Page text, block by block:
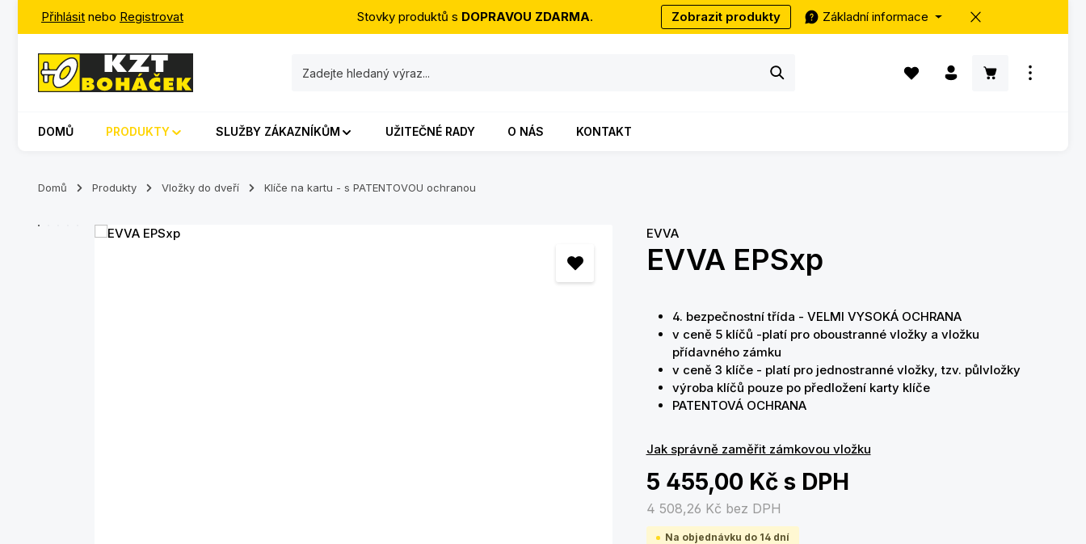
na hlavní obsah
Přeskočit na vyhledávání
Přeskočit na hlavní navigaci
Přihlásit nebo Registrovat Stovky produktů s DOPRAVOU ZDARMA. Zobrazit produkty Základní informace
Máte 0 položky v seznamu přání
Nákupní košík
DOMŮ PRODUKTY SLUŽBY ZÁKAZNÍKŮM UŽITEČNÉ RADY O NÁS KONTAKT
Domů Produkty Vložky do dveří Klíče na kartu - s PATENTOVOU ochranou
Přeskočit galerii obrázků EVVA
EVVA EPSxp
4. bezpečnostní třída - VELMI VYSOKÁ OCHRANA
v ceně 5 klíčů -platí pro oboustranné vložky a vložku
přídavného zámku
v ceně 3 klíče - platí pro jednostranné vložky, tzv. půlvložky
výroba klíčů pouze po předložení karty klíče
PATENTOVÁ OCHRANA
Jak správně zaměřit zámkovou vložku
5 455,00 Kč s DPH
4 508,26 Kč bez DPH
Na objednávku do 14 dní